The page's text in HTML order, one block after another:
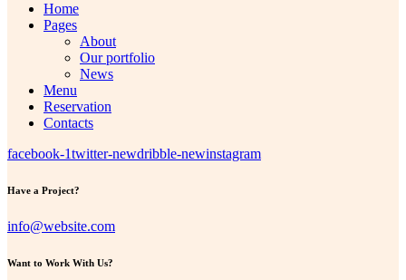
Home
Pages
About
Our portfolio
News
Menu
Reservation
Contacts
facebook-1twitter-newdribble-newinstagram
Have a Project?
info@website.com
Want to Work With Us?